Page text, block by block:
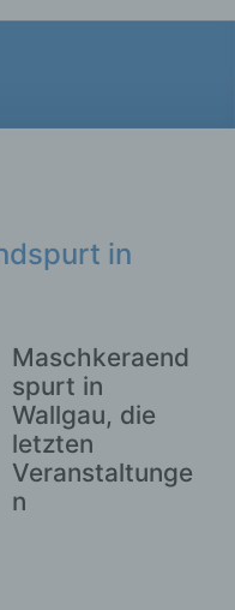
in
Maschkeraend
spurt in
Wallgau, die
letzten
Veranstaltunge
n